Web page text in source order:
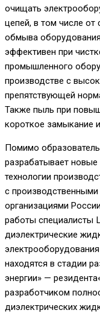
очищать
цепей, в том числе от
обмыва
эффективен при
промышленного
производстве с
препятствующей
Также пыль при
короткое замыкание
Помимо
разрабатывает новые
технологии
с
организациями
работы специалисты
диэлектрические
находятся в стадии
энергии» — резидента
разработчиком
диэлектрических